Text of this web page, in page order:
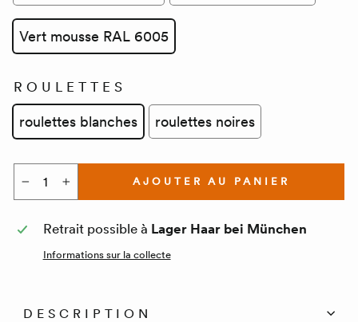
Vert mousse RAL 6005
ROULETTES
roulettes blanches roulettes noires
+
AJOUTER AU PANIER
Retrait possible à Lager Haar bei München
Informations sur la collecte
DESCRIPTION